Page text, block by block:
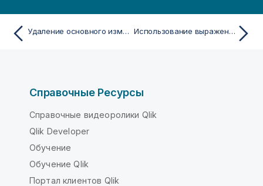
Удаление основного измерения или основной меры Использование выражений в визуализациях
Справочные Ресурсы
Справочные видеоролики Qlik
Qlik Developer
Обучение
Обучение Qlik
Портал клиентов Qlik